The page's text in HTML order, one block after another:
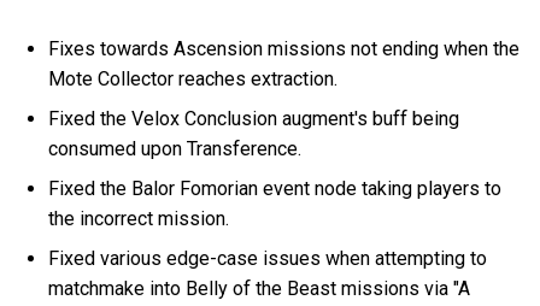
Fixes towards Ascension missions not ending when the
Mote Collector reaches extraction.
Fixed the Velox Conclusion augment's buff being
consumed upon Transference.
Fixed the Balor Fomorian event node taking players to
the incorrect mission.
Fixed various edge-case issues when attempting to
matchmake into Belly of the Beast missions via "A